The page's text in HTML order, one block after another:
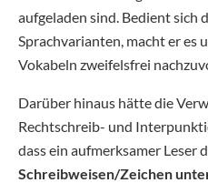
aufgeladen sind. Bedient sich
Sprachvarianten, macht er es
Vokabeln zweifelsfrei
Darüber hinaus hätte die
Rechtschreib- und
dass ein aufmerksamer Leser
Schreibweisen/Zeichen